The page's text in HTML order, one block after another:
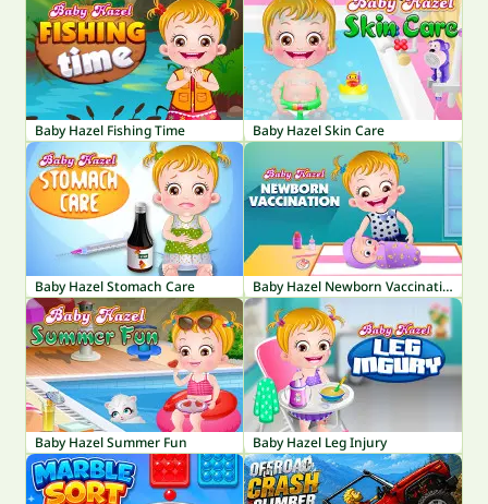
Baby Hazel Fishing Time Baby Hazel Skin Care
Baby Hazel Stomach Care Baby Hazel Newborn Vaccination
Baby Hazel Summer Fun Baby Hazel Leg Injury